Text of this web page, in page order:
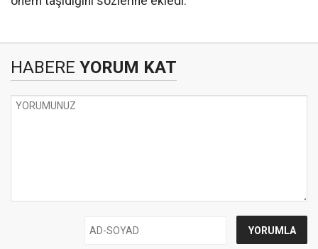
HABERE YORUM KAT